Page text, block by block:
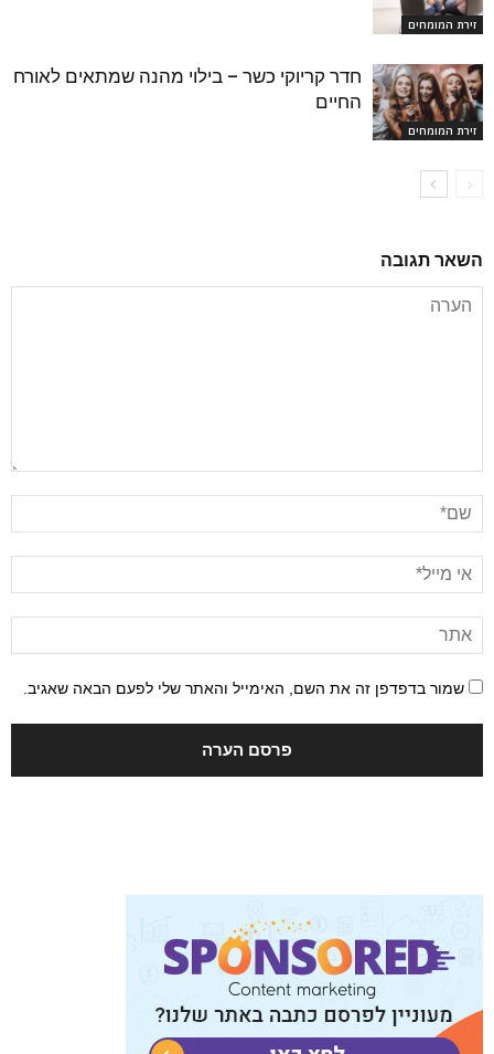
זירת המומחים
זירת המומחים
חדר קריוקי כשר – בילוי מהנה שמתאים לאורח
החיים
השאר תגובה
שמור בדפדפן זה את השם, האימייל והאתר שלי לפעם הבאה שאגיב.